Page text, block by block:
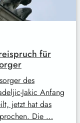
für
des
Jakic Anfang
jetzt hat das
Die …